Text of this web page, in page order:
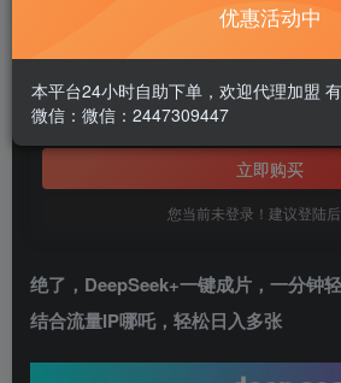
此内容为付费阅读，请付费后查看
￥1.99
黄金会员免费
立即购买
您当前未登录！建议登陆
绝了，DeepSeek+一键成片，一分钟
结合流量IP哪吒，轻松日入多张
优惠活动中
本平台24小时自助下单，欢迎代理加盟
微信：微信：2447309447